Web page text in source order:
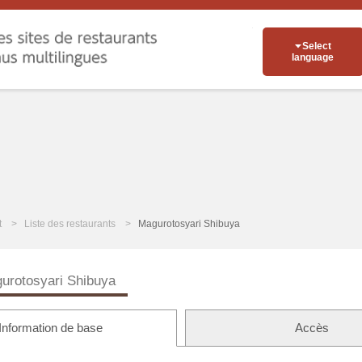
Select
language
Liste des restaurants Magurotosyari Shibuya
Shibuya
de base Accès